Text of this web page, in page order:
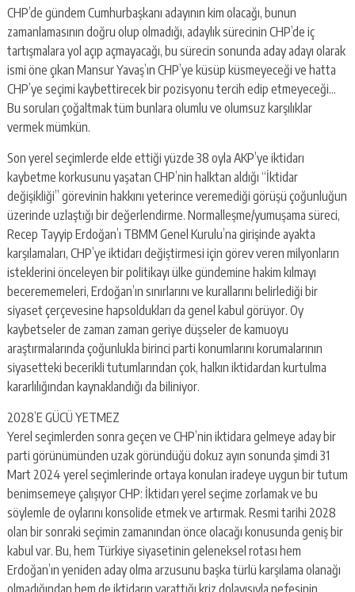
CHP’de gündem Cumhurbaşkanı adayının kim olacağı, bunun
zamanlamasının doğru olup olmadığı, adaylık sürecinin CHP’de iç
tartışmalara yol açıp açmayacağı, bu sürecin sonunda aday adayı olarak
ismi öne çıkan Mansur Yavaş’ın CHP’ye küsüp küsmeyeceği ve hatta
CHP’ye seçimi kaybettirecek bir pozisyonu tercih edip etmeyeceği…
Bu soruları çoğaltmak tüm bunlara olumlu ve olumsuz karşılıklar
vermek mümkün.
Son yerel seçimlerde elde ettiği yüzde 38 oyla AKP’ye iktidarı
kaybetme korkusunu yaşatan CHP’nin halktan aldığı “İktidar
değişikliği” görevinin hakkını yeterince veremediği görüşü çoğunluğun
üzerinde uzlaştığı bir değerlendirme. Normalleşme/yumuşama süreci,
Recep Tayyip Erdoğan’ı TBMM Genel Kurulu’na girişinde ayakta
karşılamaları, CHP’ye iktidarı değiştirmesi için görev veren milyonların
isteklerini önceleyen bir politikayı ülke gündemine hakim kılmayı
becerememeleri, Erdoğan’ın sınırlarını ve kurallarını belirlediği bir
siyaset çerçevesine hapsoldukları da genel kabul görüyor. Oy
kaybetseler de zaman zaman geriye düşseler de kamuoyu
araştırmalarında çoğunlukla birinci parti konumlarını korumalarının
siyasetteki becerikli tutumlarından çok, halkın iktidardan kurtulma
kararlılığından kaynaklandığı da biliniyor.
2028’E GÜCÜ YETMEZ
Yerel seçimlerden sonra geçen ve CHP’nin iktidara gelmeye aday bir
parti görünümünden uzak göründüğü dokuz ayın sonunda şimdi 31
Mart 2024 yerel seçimlerinde ortaya konulan iradeye uygun bir tutum
benimsemeye çalışıyor CHP: İktidarı yerel seçime zorlamak ve bu
söylemle de oylarını konsolide etmek ve artırmak. Resmi tarihi 2028
olan bir sonraki seçimin zamanından önce olacağı konusunda geniş bir
kabul var. Bu, hem Türkiye siyasetinin geleneksel rotası hem
Erdoğan’ın yeniden aday olma arzusunu başka türlü karşılama olanağı
olmadığından hem de iktidarın yarattığı kriz dolayısıyla nefesinin